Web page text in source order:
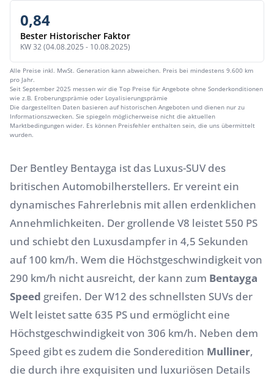
0,84
Bester Historischer Faktor
KW 32 (04.08.2025 - 10.08.2025)
Alle Preise inkl. MwSt. Generation kann abweichen. Preis bei mindestens 9.600 km
pro Jahr.
Seit September 2025 messen wir die Top Preise für Angebote ohne Sonderkonditionen
wie z.B. Eroberungsprämie oder Loyalisierungsprämie
Die dargestellten Daten basieren auf historischen Angeboten und dienen nur zu
Informationszwecken. Sie spiegeln möglicherweise nicht die aktuellen
Marktbedingungen wider. Es können Preisfehler enthalten sein, die uns übermittelt
wurden.
Der Bentley Bentayga ist das Luxus-SUV des
britischen Automobilherstellers. Er vereint ein
dynamisches Fahrerlebnis mit allen erdenklichen
Annehmlichkeiten. Der grollende V8 leistet 550 PS
und schiebt den Luxusdampfer in 4,5 Sekunden
auf 100 km/h. Wem die Höchstgeschwindigkeit von
290 km/h nicht ausreicht, der kann zum Bentayga
Speed greifen. Der W12 des schnellsten SUVs der
Welt leistet satte 635 PS und ermöglicht eine
Höchstgeschwindigkeit von 306 km/h. Neben dem
Speed gibt es zudem die Sonderedition Mulliner,
die durch ihre exquisiten und luxuriösen Details